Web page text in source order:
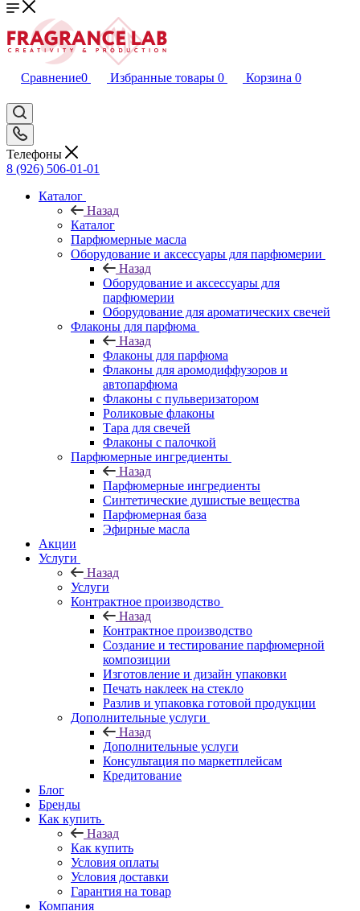
Сравнение0 Избранные товары 0 Корзина 0
Телефоны
8 (926) 506-01-01
Каталог
Назад
Каталог
Парфюмерные масла
Оборудование и аксессуары для парфюмерии
Назад
Оборудование и аксессуары для
парфюмерии
Оборудование для ароматических свечей
Флаконы для парфюма
Назад
Флаконы для парфюма
Флаконы для аромодиффузоров и
автопарфюма
Флаконы с пульверизатором
Роликовые флаконы
Тара для свечей
Флаконы с палочкой
Парфюмерные ингредиенты
Назад
Парфюмерные ингредиенты
Синтетические душистые вещества
Парфюмерная база
Эфирные масла
Акции
Услуги
Назад
Услуги
Контрактное производство
Назад
Контрактное производство
Создание и тестирование парфюмерной
композиции
Изготовление и дизайн упаковки
Печать наклеек на стекло
Разлив и упаковка готовой продукции
Дополнительные услуги
Назад
Дополнительные услуги
Консультация по маркетплейсам
Кредитование
Блог
Бренды
Как купить
Назад
Как купить
Условия оплаты
Условия доставки
Гарантия на товар
Компания